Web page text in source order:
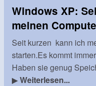
Windows XP:
meinen
Seit kurzen kann ich
starten.Es kommt
Haben sie genug
▶Weiterlesen...